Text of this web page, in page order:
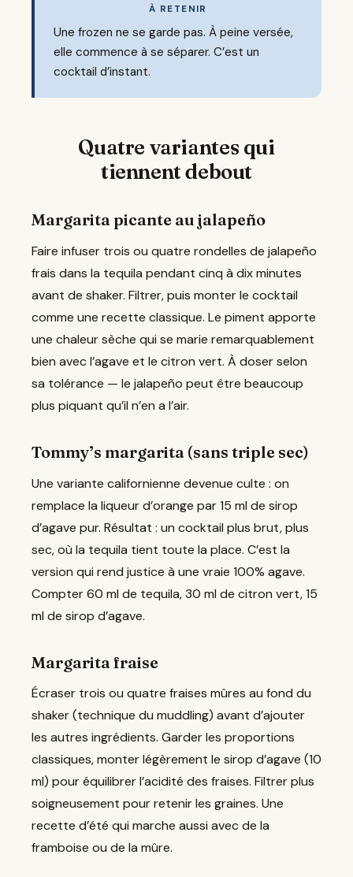
À RETENIR
Une frozen ne se garde pas. À peine versée,
elle commence à se séparer. C’est un
cocktail d’instant.
Quatre variantes qui
tiennent debout
Margarita picante au jalapeño
Faire infuser trois ou quatre rondelles de jalapeño
frais dans la tequila pendant cinq à dix minutes
avant de shaker. Filtrer, puis monter le cocktail
comme une recette classique. Le piment apporte
une chaleur sèche qui se marie remarquablement
bien avec l’agave et le citron vert. À doser selon
sa tolérance — le jalapeño peut être beaucoup
plus piquant qu’il n’en a l’air.
Tommy’s margarita (sans triple sec)
Une variante californienne devenue culte : on
remplace la liqueur d’orange par 15 ml de sirop
d’agave pur. Résultat : un cocktail plus brut, plus
sec, où la tequila tient toute la place. C’est la
version qui rend justice à une vraie 100% agave.
Compter 60 ml de tequila, 30 ml de citron vert, 15
ml de sirop d’agave.
Margarita fraise
Écraser trois ou quatre fraises mûres au fond du
shaker (technique du muddling) avant d’ajouter
les autres ingrédients. Garder les proportions
classiques, monter légèrement le sirop d’agave (10
ml) pour équilibrer l’acidité des fraises. Filtrer plus
soigneusement pour retenir les graines. Une
recette d’été qui marche aussi avec de la
framboise ou de la mûre.